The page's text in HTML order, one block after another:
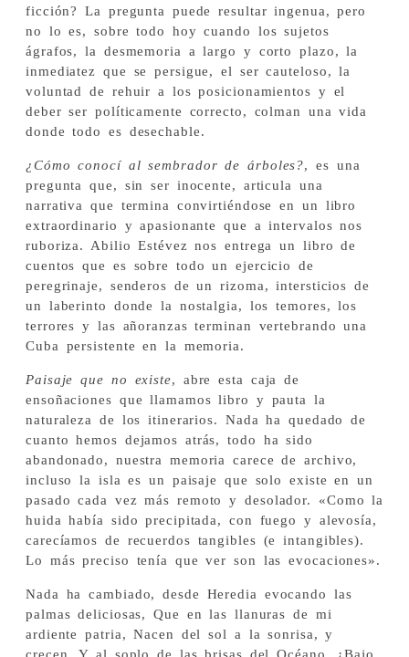
ficción? La pregunta puede resultar ingenua, pero
no lo es, sobre todo hoy cuando los sujetos
ágrafos, la desmemoria a largo y corto plazo, la
inmediatez que se persigue, el ser cauteloso, la
voluntad de rehuir a los posicionamientos y el
deber ser políticamente correcto, colman una vida
donde todo es desechable.
¿Cómo conocí al sembrador de árboles?, es una
pregunta que, sin ser inocente, articula una
narrativa que termina convirtiéndose en un libro
extraordinario y apasionante que a intervalos nos
ruboriza. Abilio Estévez nos entrega un libro de
cuentos que es sobre todo un ejercicio de
peregrinaje, senderos de un rizoma, intersticios de
un laberinto donde la nostalgia, los temores, los
terrores y las añoranzas terminan vertebrando una
Cuba persistente en la memoria.
Paisaje que no existe, abre esta caja de
ensoñaciones que llamamos libro y pauta la
naturaleza de los itinerarios. Nada ha quedado de
cuanto hemos dejamos atrás, todo ha sido
abandonado, nuestra memoria carece de archivo,
incluso la isla es un paisaje que solo existe en un
pasado cada vez más remoto y desolador. «Como la
huida había sido precipitada, con fuego y alevosía,
carecíamos de recuerdos tangibles (e intangibles).
Lo más preciso tenía que ver son las evocaciones».
Nada ha cambiado, desde Heredia evocando las
palmas deliciosas, Que en las llanuras de mi
ardiente patria, Nacen del sol a la sonrisa, y